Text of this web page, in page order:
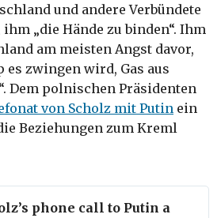
und andere Verbündete
„die Hände zu binden“. Ihm
am meisten Angst davor,
es zwingen wird, Gas aus
Dem polnischen Präsidenten
von Scholz mit Putin ein
Beziehungen zum Kreml
phone call to Putin a